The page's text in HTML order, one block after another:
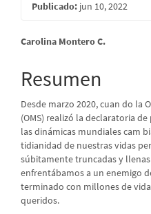
Publicado: jun 10, 2022
Contenido
principal
del
artículo
Carolina Montero C.
Resumen
Desde marzo 2020, cuan do la
(OMS) realizó la declaratoria
las dinámicas mundiales cam
tidianidad de nuestras vidas
súbitamente truncadas y
enfrentábamos a un enemigo
terminado con millones de
queridos.